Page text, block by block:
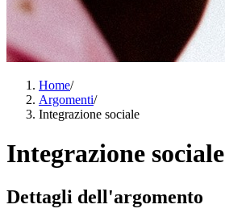
Home/
Argomenti/
Integrazione sociale
Integrazione sociale
Dettagli dell'argomento